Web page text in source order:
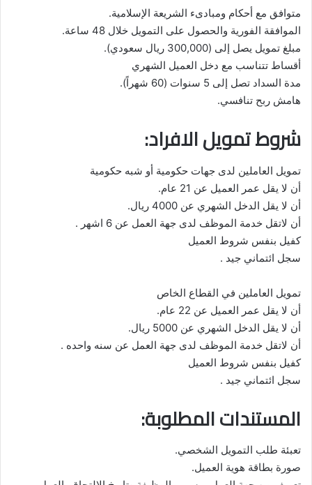
متوافق مع أحكام ومبادىء الشريعة الإسلامية.
الموافقة الفورية والحصول على التمويل خلال 48 ساعة.
مبلغ تمويل يصل إلى (300,000 ريال سعودي).
أقساط تتناسب مع دخل العميل الشهري
مدة السداد تصل إلى 5 سنوات (60 شهراً).
هامش ربح تنافسي.
شروط تمويل الافراد:
تمويل العاملين لدى جهات حكومية أو شبه حكومية
أن لا يقل عمر العميل عن 21 عام.
أن لا يقل الدخل الشهري عن 4000 ريال.
أن لاتقل خدمة الموظف لدى جهة العمل عن 6 اشهر .
كفيل بنفس شروط العميل
سجل ائتماني جيد .
تمويل العاملين في القطاع الخاص
أن لا يقل عمر العميل عن 22 عام.
أن لا يقل الدخل الشهري عن 5000 ريال.
أن لاتقل خدمة الموظف لدى جهة العمل عن سنه واحده .
كفيل بنفس شروط العميل
سجل ائتماني جيد .
المستندات المطلوبة:
تعبئة طلب التمويل الشخصي.
صورة بطاقة هوية العميل.